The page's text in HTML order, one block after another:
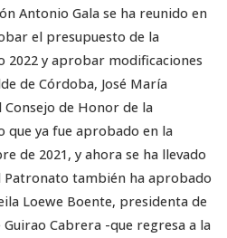
Antonio Gala se ha reunido en
el presupuesto de la
2022 y aprobar modificaciones
de Córdoba, José María
de Honor de la
ya fue aprobado en la
de 2021, y ahora se ha llevado
también ha aprobado
Loewe Boente, presidenta de
Guirao Cabrera -que regresa a la